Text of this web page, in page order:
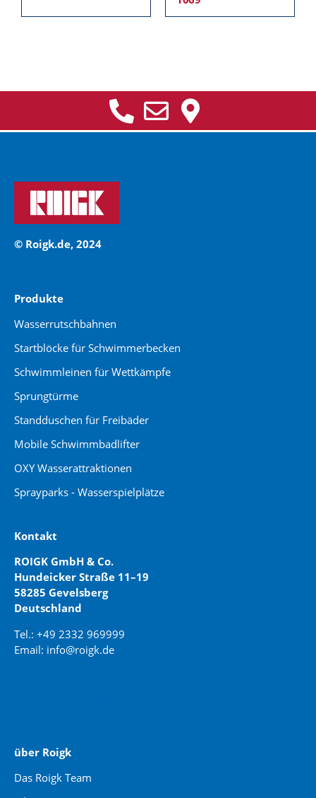
© Roigk.de, 2024
Produkte
Wasserrutschbahnen
Startblöcke für Schwimmerbecken
Schwimmleinen für Wettkämpfe
Sprungtürme
Standduschen für Freibäder
Mobile Schwimmbadlifter
OXY Wasserattraktionen
Sprayparks - Wasserspielplätze
Kontakt
ROIGK GmbH & Co.
Hundeicker Straße 11–19
58285 Gevelsberg
Deutschland
Tel.: +49 2332 969999
Email: info@roigk.de
über Roigk
Das Roigk Team